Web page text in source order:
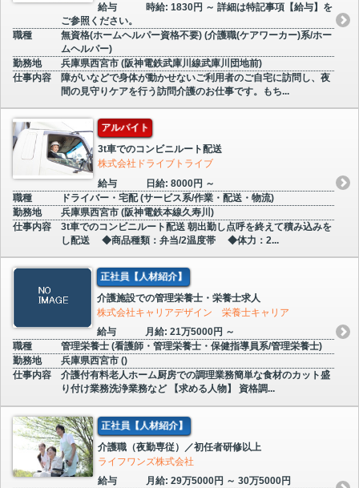
給与
時給: 1830円 ～ 詳細は特記事項【給与】を
ご参照ください。
職種
無資格(ホームヘルパー資格不要) (介護職(ケアワーカー)系/ホー
ムヘルパー)
勤務地
兵庫県西宮市 (阪神電鉄武庫川線武庫川団地前)
仕事内容
障がいなどで身体が動かせないご利用者のご自宅に訪問し、夜
間の見守りケアを行う訪問介護のお仕事です。もち...
アルバイト
3t車でのコンビニルート配送
株式会社ドライブトライブ
給与
日給: 8000円 ～
職種
ドライバー・宅配 (サービス系/作業・配送・物流)
勤務地
兵庫県西宮市 (阪神電鉄本線久寿川)
仕事内容
3t車でのコンビニルート配送 朝出勤し点呼を終えて積み込みを
し配送 ◆商品種類：弁当/2温度帯 ◆体力：2...
正社員【人材紹介】
介護施設での管理栄養士・栄養士求人
株式会社キャリアデザイン 栄養士キャリア
給与
月給: 21万5000円 ～
職種
管理栄養士 (看護師・管理栄養士・保健指導員系/管理栄養士)
勤務地
兵庫県西宮市 ()
仕事内容
介護付有料老人ホーム厨房での調理業務簡単な食材のカット盛
り付け業務洗浄業務など 【求める人物】 資格調...
正社員【人材紹介】
介護職（夜勤専従）／初任者研修以上
ライフワンズ株式会社
給与
月給: 29万5000円 ～ 30万5000円